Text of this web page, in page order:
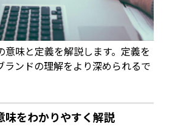
意味と定義を解説します。定義を
ランドの理解をより深められるで
味をわかりやすく解説